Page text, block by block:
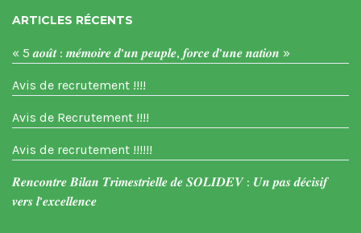
ARTICLES RÉCENTS
« 5 𝒂𝒐𝒖̂𝒕 : 𝒎𝒆́𝒎𝒐𝒊𝒓𝒆 𝒅’𝒖𝒏 𝒑𝒆𝒖𝒑𝒍𝒆, 𝒇𝒐𝒓𝒄𝒆 𝒅’𝒖𝒏𝒆 𝒏𝒂𝒕𝒊𝒐𝒏 »
Avis de recrutement !!!!
Avis de Recrutement !!!!
Avis de recrutement !!!!!!
𝑹𝒆𝒏𝒄𝒐𝒏𝒕𝒓𝒆 𝑩𝒊𝒍𝒂𝒏 𝑻𝒓𝒊𝒎𝒆𝒔𝒕𝒓𝒊𝒆𝒍𝒍𝒆 𝒅𝒆 𝑺𝑶𝑳𝑰𝑫𝑬𝑽 : 𝑼𝒏 𝒑𝒂𝒔 𝒅𝒆́𝒄𝒊𝒔𝒊𝒇
𝒗𝒆𝒓𝒔 𝒍’𝒆𝒙𝒄𝒆𝒍𝒍𝒆𝒏𝒄𝒆